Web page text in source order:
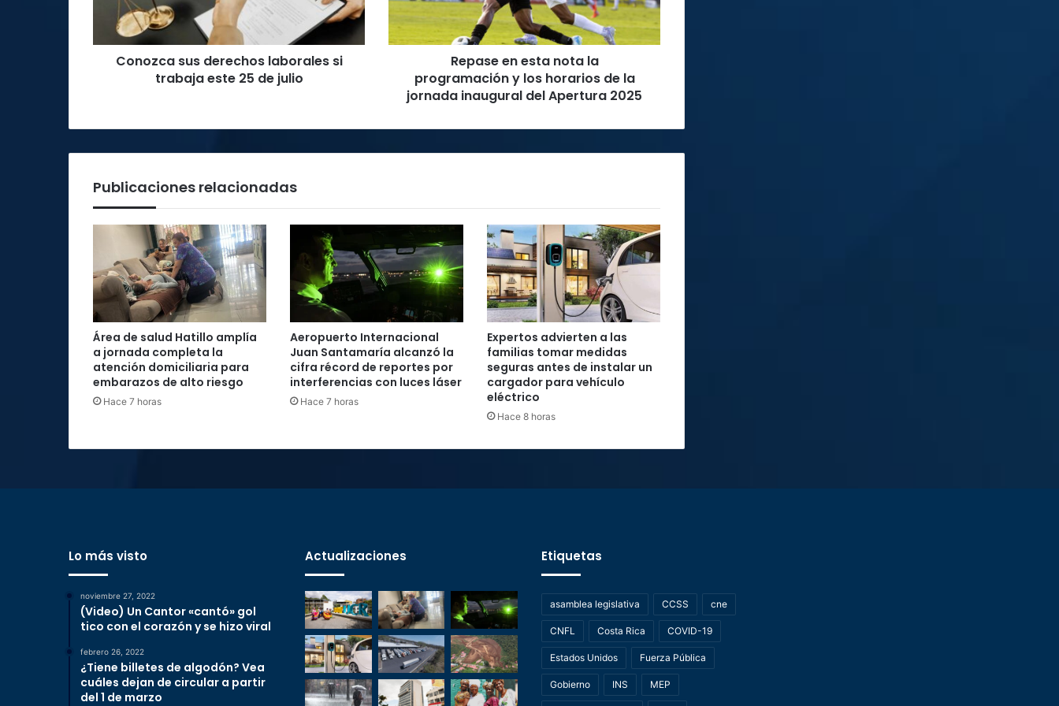
de
Conozca sus derechos laborales si
trabaja este 25 de julio
y
los
horarios
jornada
del
Repase en esta nota la
programación y los horarios de la
jornada inaugural del Apertura 2025
Publicaciones relacionadas
Área de salud Hatillo amplía
a jornada completa la
atención domiciliaria para
embarazos de alto riesgo
Hace 7 horas
Aeropuerto Internacional
Juan Santamaría alcanzó la
cifra récord de reportes por
interferencias con luces láser
Hace 7 horas
Expertos advierten a las
familias tomar medidas
seguras antes de instalar un
cargador para vehículo
eléctrico
Hace 8 horas
Lo más visto
noviembre 27, 2022
(Video) Un Cantor «cantó» gol
tico con el corazón y se hizo viral
febrero 26, 2022
¿Tiene billetes de algodón? Vea
cuáles dejan de circular a partir
del 1 de marzo
Actualizaciones Etiquetas
asamblea legislativa CCSS cne
CNFL Costa Rica COVID-19
Estados Unidos Fuerza Pública
Gobierno INS MEP